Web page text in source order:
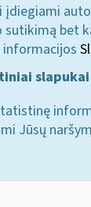
įdiegiami
bet
informacijos
slapukai
Jūsų